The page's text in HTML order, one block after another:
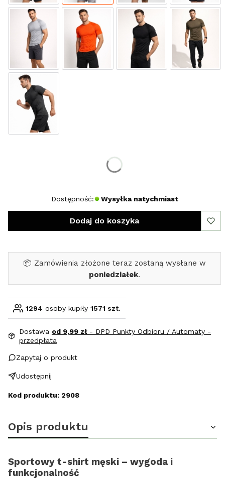
XXL
Dostępność: Wysyłka natychmiast
Dodaj do koszyka
📦 Zamówienia złożone teraz zostaną wysłane w
poniedziałek.
1294 osoby kupiły 1571 szt.
Dostawa od 9,99 zł - DPD Punkty Odbioru / Automaty -
przedpłata
Zapytaj o produkt
Udostępnij
Kod produktu: 2908
Opis produktu
Sportowy t-shirt męski – wygoda i
funkcjonalność